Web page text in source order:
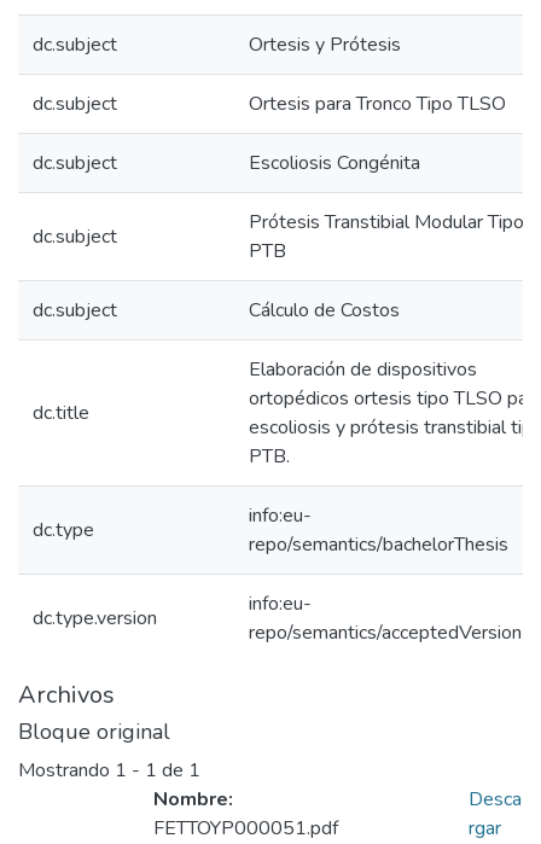
dc.subject Ortesis y Prótesis
dc.subject Ortesis para Tronco Tipo TLSO
dc.subject Escoliosis Congénita
dc.subject
Prótesis Transtibial Modular Tipo
PTB
dc.subject Cálculo de Costos
dc.title
Elaboración de dispositivos
ortopédicos ortesis tipo TLSO
escoliosis y prótesis transtibial
PTB.
dc.type
info:eu-
repo/semantics/bachelorThesis
dc.type.version
info:eu-
repo/semantics/acceptedVersion
Archivos
Bloque original
Mostrando 1 - 1 de 1
Nombre:
FETTOYP000051.pdf
Desca
rgar